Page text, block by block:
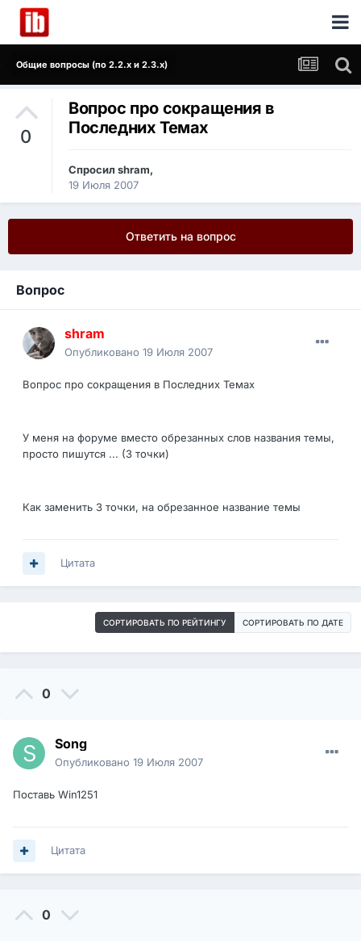
Общие вопросы (по 2.2.x и 2.3.x)
0
Вопрос про сокращения в
Последних Темах
Спросил shram,
19 Июля 2007
Ответить на вопрос
Вопрос
shram
Опубликовано 19 Июля 2007
Вопрос про сокращения в Последних Темах
У меня на форуме вместо обрезанных слов названия темы,
просто пишутся ... (3 точки)
Как заменить 3 точки, на обрезанное название темы
Цитата
СОРТИРОВАТЬ ПО РЕЙТИНГУ СОРТИРОВАТЬ ПО ДАТЕ
0
Song
Опубликовано 19 Июля 2007
Поставь Win1251
Цитата
0